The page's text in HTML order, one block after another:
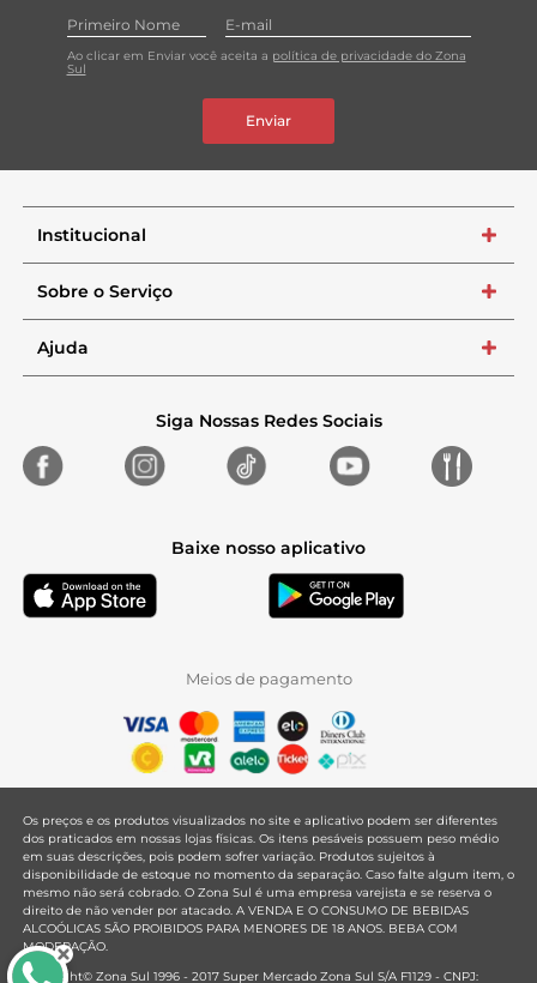
Ao clicar em Enviar você aceita a política de privacidade do Zona
Sul
Enviar
Institucional +
Sobre o Serviço +
Ajuda +
Siga Nossas Redes Sociais
Baixe nosso aplicativo
Meios de pagamento
Os preços e os produtos visualizados no site e aplicativo podem ser diferentes
dos praticados em nossas lojas físicas. Os itens pesáveis possuem peso médio
em suas descrições, pois podem sofrer variação. Produtos sujeitos à
disponibilidade de estoque no momento da separação. Caso falte algum item, o
mesmo não será cobrado. O Zona Sul é uma empresa varejista e se reserva o
direito de não vender por atacado. A VENDA E O CONSUMO DE BEBIDAS
ALCOÓLICAS SÃO PROIBIDOS PARA MENORES DE 18 ANOS. BEBA COM
MODERAÇÃO.
Copyright© Zona Sul 1996 - 2017 Super Mercado Zona Sul S/A F1129 - CNPJ: